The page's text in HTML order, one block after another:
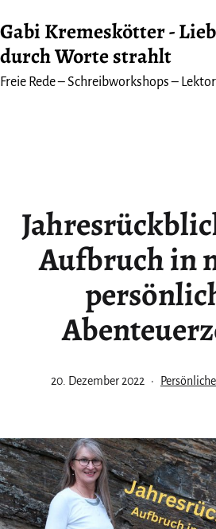
Inhalt
springen
Gabi Kremeskötter -
durch Worte strahlt
Freie Rede – Schreibworkshops –
Aufbruch in
Veröffentlicht
20. Dezember 2022